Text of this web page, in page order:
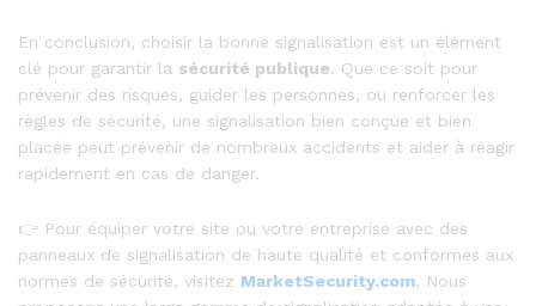
En conclusion, choisir la bonne signalisation est un élément
clé pour garantir la sécurité publique. Que ce soit pour
prévenir des risques, guider les personnes, ou renforcer les
règles de sécurité, une signalisation bien conçue et bien
placée peut prévenir de nombreux accidents et aider à réagir
rapidement en cas de danger.
👉 Pour équiper votre site ou votre entreprise avec des
panneaux de signalisation de haute qualité et conformes aux
normes de sécurité, visitez MarketSecurity.com. Nous